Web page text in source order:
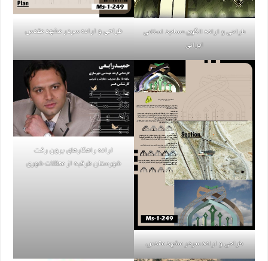
طراحی و ارائه الگوی مساجد اسلامی
ایرانی
طراحی و ارائه سردر مشهد مقدس
طراحی و ارائه سردر مشهد مقدس
ارائه راهکارهای برون رفت
شهرستان طرقبه از معظلات شهری